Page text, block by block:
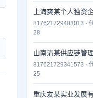
上海爽某个人独资
817621729403013 ·
28
山南清某供应链管
817621729341573 ·
25
重庆友某实业发展